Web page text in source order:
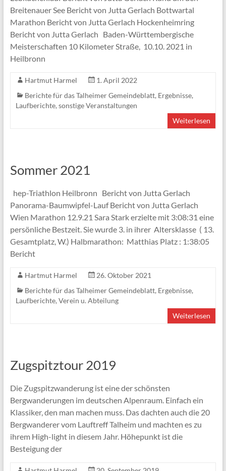
Breitenauer See Bericht von Jutta Gerlach Bottwartal
Marathon Bericht von Jutta Gerlach Hockenheimring
Bericht von Jutta Gerlach Baden-Württembergische
Meisterschaften 10 Kilometer Straße, 10.10. 2021 in
Heilbronn
Hartmut Harmel
1. April 2022
Berichte für das Talheimer Gemeindeblatt, Ergebnisse,
Laufberichte, sonstige Veranstaltungen
Weiterlesen
Sommer 2021
hep-Triathlon Heilbronn Bericht von Jutta Gerlach
Panorama-Baumwipfel-Lauf Bericht von Jutta Gerlach
Wien Marathon 12.9.21 Sara Stark erzielte mit 3:08:31 eine
persönliche Bestzeit. Sie wurde 3. in ihrer Altersklasse ( 13.
Gesamtplatz, W.) Halbmarathon: Matthias Platz : 1:38:05
Bericht
Hartmut Harmel
26. Oktober 2021
Berichte für das Talheimer Gemeindeblatt, Ergebnisse,
Laufberichte, Verein u. Abteilung
Weiterlesen
Zugspitztour 2019
Die Zugspitzwanderung ist eine der schönsten
Bergwanderungen im deutschen Alpenraum. Einfach ein
Klassiker, den man machen muss. Das dachten auch die 20
Bergwanderer vom Lauftreff Talheim und machten es zu
ihrem High-light in diesem Jahr. Höhepunkt ist die
Besteigung der